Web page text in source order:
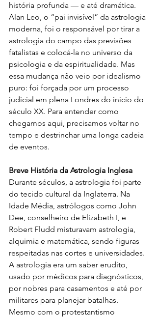
história profunda — e até dramática.
Alan Leo, o “pai invisível” da astrologia
moderna, foi o responsável por tirar a
astrologia do campo das previsões
fatalistas e colocá-la no universo da
psicologia e da espiritualidade. Mas
essa mudança não veio por idealismo
puro: foi forçada por um processo
judicial em plena Londres do início do
século XX. Para entender como
chegamos aqui, precisamos voltar no
tempo e destrinchar uma longa cadeia
de eventos.
Breve História da Astrologia Inglesa
Durante séculos, a astrologia foi parte
do tecido cultural da Inglaterra. Na
Idade Média, astrólogos como John
Dee, conselheiro de Elizabeth I, e
Robert Fludd misturavam astrologia,
alquimia e matemática, sendo figuras
respeitadas nas cortes e universidades.
A astrologia era um saber erudito,
usado por médicos para diagnósticos,
por nobres para casamentos e até por
militares para planejar batalhas.
Mesmo com o protestantismo